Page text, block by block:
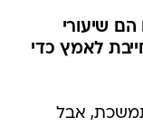
שיעורי
לאמץ כדי
אבל